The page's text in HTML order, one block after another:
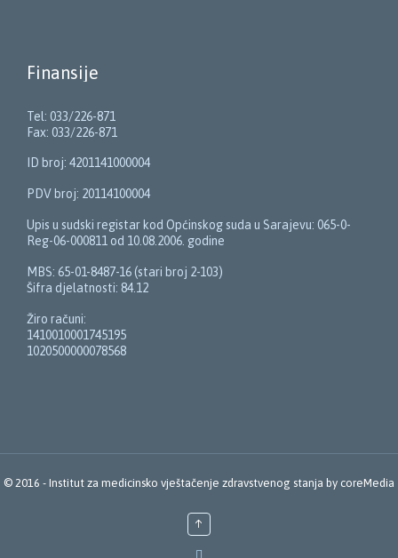
Finansije
Tel: 033/226-871
Fax: 033/226-871
ID broj: 4201141000004
PDV broj: 20114100004
Upis u sudski registar kod Općinskog suda u Sarajevu: 065-0-
Reg-06-000811 od 10.08.2006. godine
MBS: 65-01-8487-16 (stari broj 2-103)
Šifra djelatnosti: 84.12
Žiro računi:
1410010001745195
1020500000078568
© 2016 - Institut za medicinsko vještačenje zdravstvenog stanja by coreMedia
↑
